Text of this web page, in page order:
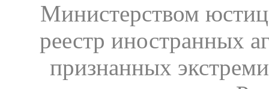
Министерством
реестр иностранных
признанных